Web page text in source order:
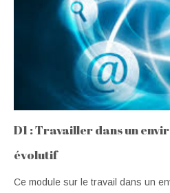
D1 : Travailler dans un
évolutif
Ce module sur le travail dans un